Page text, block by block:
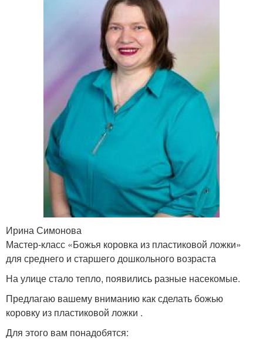
Ирина Симонова
Мастер-класс «Божья коровка из пластиковой ложки»
для среднего и старшего дошкольного возраста
На улице стало тепло, появились разные насекомые.
Предлагаю вашему вниманию как сделать божью
коровку из пластиковой ложки .
Для этого вам понадобятся: